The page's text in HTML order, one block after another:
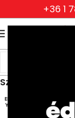
+36 1
Férfi Ruhák és
Szexi Férfi
ELFOG
YOTT